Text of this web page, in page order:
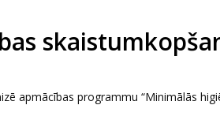
apmācības programmu “Minimālās